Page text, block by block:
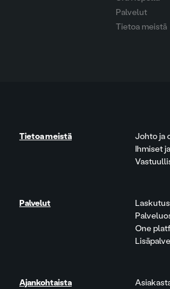
Palvelut
Tietoa meistä
Tietoa meistä
Johto ja
Ihmiset
Palvelut
One
Ajankohtaista